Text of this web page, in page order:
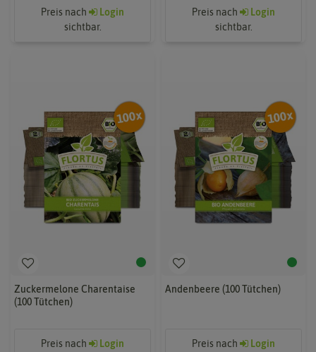
Preis nach
Login
sichtbar.
Preis nach
Login
sichtbar.
Zuckermelone Charentaise
(100 Tütchen)
Preis nach Login
Andenbeere (100 Tütchen)
Preis nach Login